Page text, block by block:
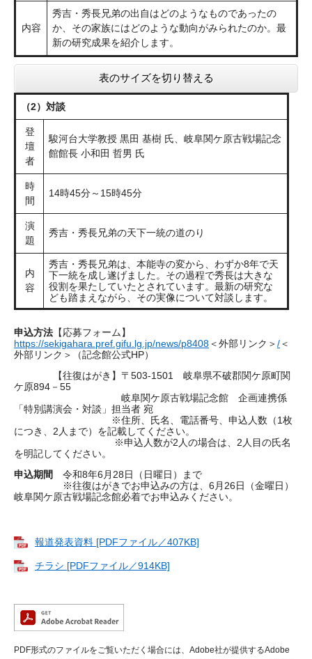
内容
秀吉・秀長兄弟の出自はどのようなものであったの
か、その家族にはどのような動向がみられたのか。最
新の研究成果を紹介します。
表のサイズを切り替える
（2）対談
登
壇
者
駿河台大学教授 黒田 基樹 氏、岐阜関ケ原古戦場記念
館館長 小和田 哲男 氏
時
間
14時45分～15時45分
演
題
秀吉・秀長兄弟の天下一統の道のり
内
容
秀吉・秀長兄弟は、本能寺の変から、わずか8年で天
下一統を成し遂げました。その過程で秀長は大きな
役割を果たしていたとされています。最新の研究な
ども踏まえながら、その実像について対談します。
申込方法 【応募フォーム】
https://sekigahara.pref.gifu.lg.jp/news/p8408＜外部リンク＞/＜
外部リンク＞
（記念館公式HP）
【往復はがき】〒503-1501 岐阜県不破郡関ケ原町関
ケ原894－55
岐阜関ケ原古戦場記念館 企画連携係
「特別講演会・対談」担当者 宛
※住所、氏名、電話番号、申込人数（1枚
につき、2人まで）を記載してください。
※申込人数が2人の場合は、2人目の氏名
を明記してください。
申込期間 令和8年6月28日（日曜日）まで
※往復はがきでお申込みの方は、6月26日（金曜日）
岐阜関ケ原古戦場記念館必着でお申込みください。
報道発表資料 [PDFファイル／407KB]
チラシ [PDFファイル／914KB]
PDF形式のファイルをご覧いただく場合には、Adobe社が提供するAdobe